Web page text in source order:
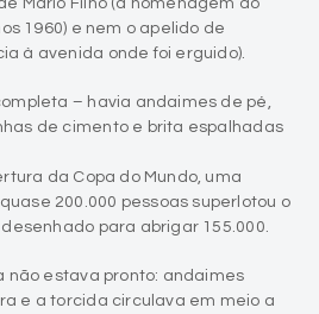
– havia andaimes de pé,
de cimento e brita espalhadas
da Copa do Mundo, uma
200.000 pessoas superlotou o
para abrigar 155.000.
não estava pronto: andaimes
e a torcida circulava em meio a
foi construído para receber os